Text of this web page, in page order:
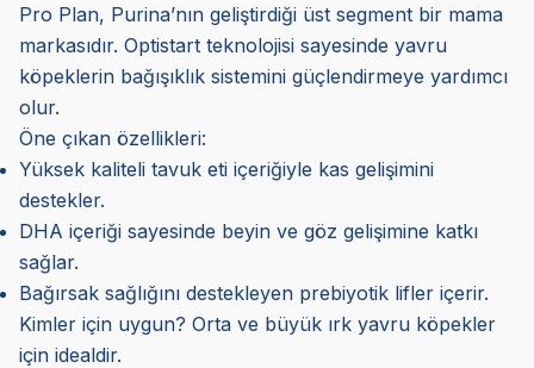
Pro Plan, Purina’nın geliştirdiği üst segment bir mama
markasıdır. Optistart teknolojisi sayesinde yavru
köpeklerin bağışıklık sistemini güçlendirmeye yardımcı
olur.
Öne çıkan özellikleri:
Yüksek kaliteli tavuk eti içeriğiyle kas gelişimini
destekler.
DHA içeriği sayesinde beyin ve göz gelişimine katkı
sağlar.
Bağırsak sağlığını destekleyen prebiyotik lifler içerir.
Kimler için uygun? Orta ve büyük ırk yavru köpekler
için idealdir.